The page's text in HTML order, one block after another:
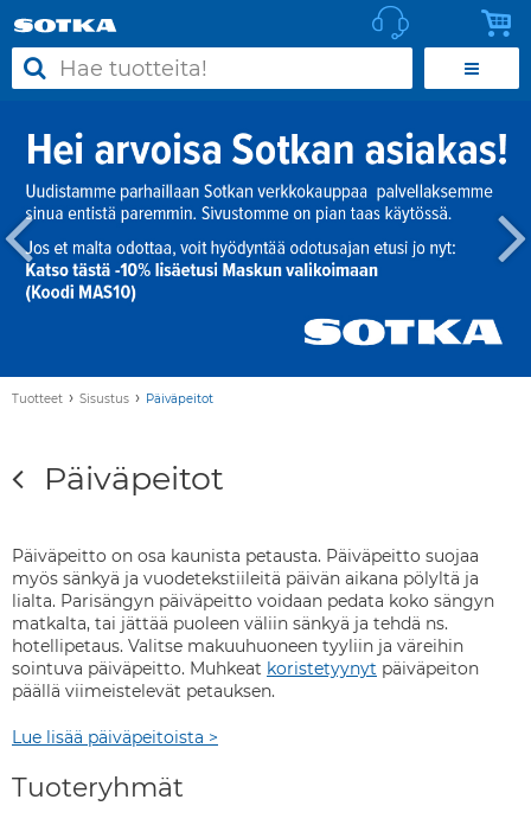
Tuotteet › Sisustus › Päiväpeitot
Päiväpeitot
Päiväpeitto on osa kaunista petausta. Päiväpeitto suojaa
myös sänkyä ja vuodetekstiileitä päivän aikana pölyltä ja
lialta. Parisängyn päiväpeitto voidaan pedata koko sängyn
matkalta, tai jättää puoleen väliin sänkyä ja tehdä ns.
hotellipetaus. Valitse makuuhuoneen tyyliin ja väreihin
sointuva päiväpeitto. Muhkeat koristetyynyt päiväpeiton
päällä viimeistelevät petauksen.
Lue lisää päiväpeitoista >
Tuoteryhmät